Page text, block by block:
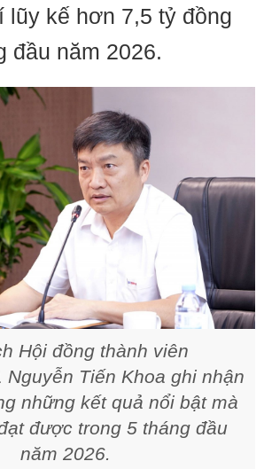
lũy kế hơn 7,5 tỷ đồng
đầu năm 2026.
Hội đồng thành viên
Nguyễn Tiến Khoa ghi nhận
những kết quả nổi bật mà
được trong 5 tháng đầu
năm 2026.